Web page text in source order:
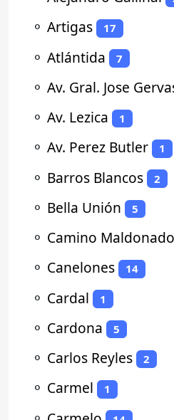
⚬ Artigas 17
⚬ Atlántida 7
⚬ Av. Gral. Jose
⚬ Av. Lezica 1
⚬ Av. Perez Butler 1
⚬ Barros Blancos 2
⚬ Bella Unión 5
⚬ Camino Maldonado
⚬ Canelones 14
⚬ Cardal 1
⚬ Cardona 5
⚬ Carlos Reyles 2
⚬ Carmel 1